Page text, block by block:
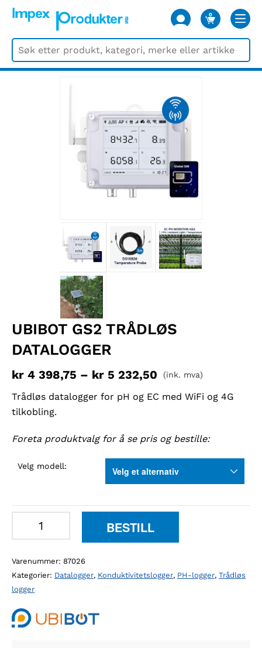
0
VARER
UBIBOT GS2 TRÅDLØS
DATALOGGER
kr 4 398,75 – kr 5 232,50 (ink. mva)
Trådløs datalogger for pH og EC med WiFi og 4G
tilkobling.
Foreta produktvalg for å se pris og bestille:
Velg modell:
datalogger
antall
BESTILL
Varenummer: 87026
Kategorier: Datalogger, Konduktivitetslogger, PH-logger, Trådløs
logger